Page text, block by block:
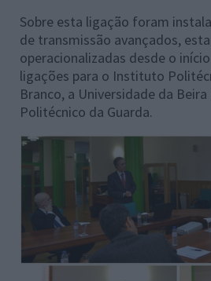
Sobre esta ligação foram
de transmissão avançados,
operacionalizadas desde o
ligações para o Instituto
Branco, a Universidade da
Politécnico da Guarda.